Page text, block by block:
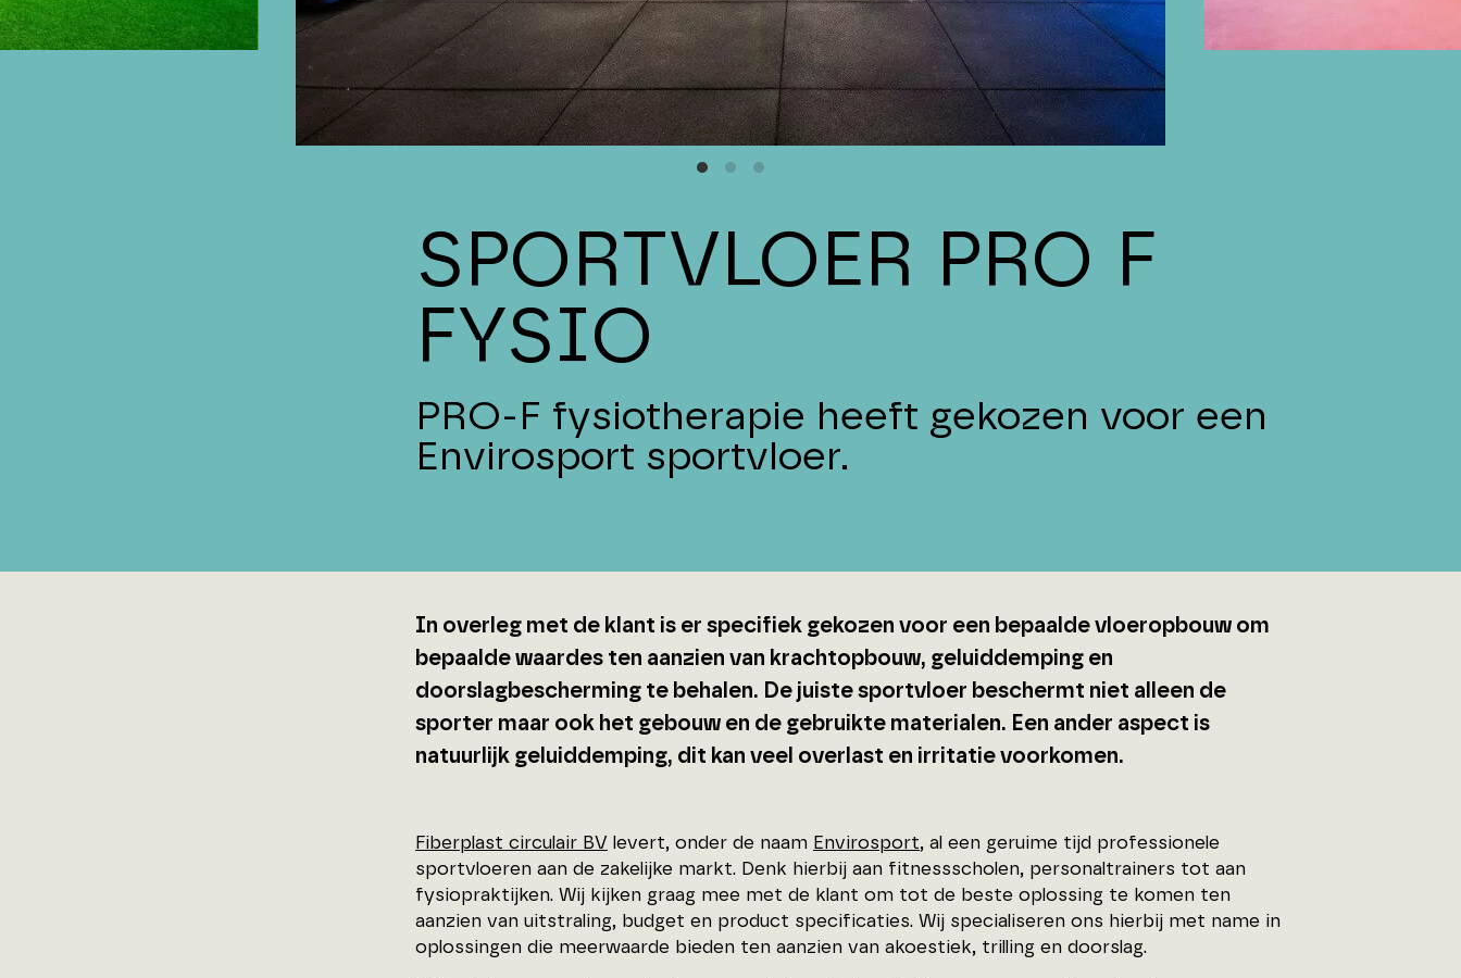
SPORTVLOER PRO F
FYSIO
PRO-F fysiotherapie heeft gekozen voor een
Envirosport sportvloer.
In overleg met de klant is er specifiek gekozen voor een bepaalde vloeropbouw om
bepaalde waardes ten aanzien van krachtopbouw, geluiddemping en
doorslagbescherming te behalen. De juiste sportvloer beschermt niet alleen de
sporter maar ook het gebouw en de gebruikte materialen. Een ander aspect is
natuurlijk geluiddemping, dit kan veel overlast en irritatie voorkomen.
Fiberplast circulair BV levert, onder de naam Envirosport, al een geruime tijd professionele
sportvloeren aan de zakelijke markt. Denk hierbij aan fitnessscholen, personaltrainers tot aan
fysiopraktijken. Wij kijken graag mee met de klant om tot de beste oplossing te komen ten
aanzien van uitstraling, budget en product specificaties. Wij specialiseren ons hierbij met name in
oplossingen die meerwaarde bieden ten aanzien van akoestiek, trilling en doorslag.